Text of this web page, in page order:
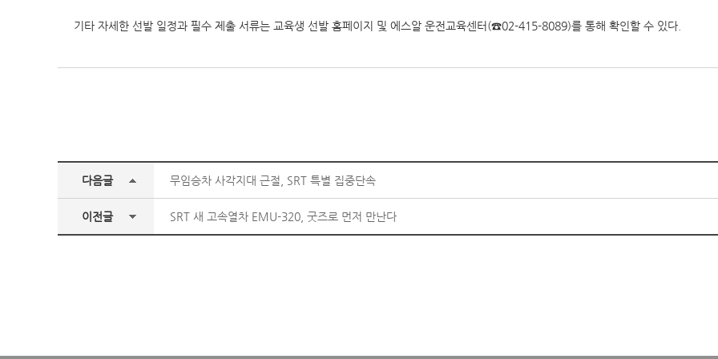
기타 자세한 선발 일정과 필수 제출 서류는 교육생 선발 홈페이지 및 에스알 운전교육센터(☎02-415-8089)를 통해 확인할 수 있다.
다음글 무임승차 사각지대 근절, SRT 특별 집중단속
이전글 SRT 새 고속열차 EMU-320, 굿즈로 먼저 만난다